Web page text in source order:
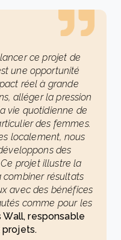
ce projet de
une opportunité
réel à grande
alléger la pression
vie quotidienne de
des femmes.
localement, nous
des
projet illustre la
combiner résultats
avec des bénéfices
comme pour les
Wall, responsable
projets.